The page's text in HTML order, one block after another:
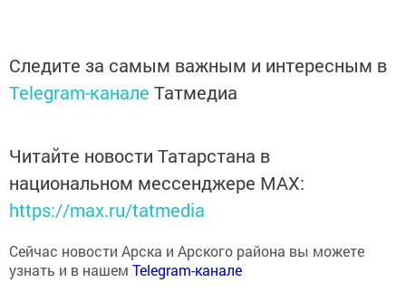
Следите за самым важным и интересным в
Telegram-канале Татмедиа
Читайте новости Татарстана в
национальном мессенджере MАХ:
https://max.ru/tatmedia
Сейчас новости Арска и Арского района вы можете
узнать и в нашем Telegram-канале